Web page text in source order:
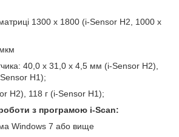
матриці 1300 х 1800 (i-Sensor H2, 1000 х
40,0 х 31,0 х 4,5 мм (i-Sensor H2),
H1);
H2), 118 г (i-Sensor H1);
з програмою i-Scan:
Windows 7 або вище